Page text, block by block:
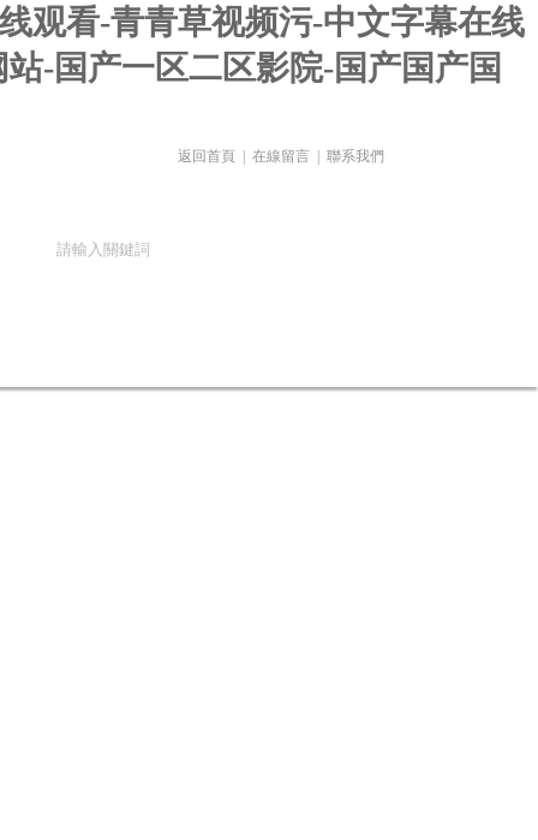
观看-青青草视频污-中文字幕在线
-国产一区二区影院-国产国产国
返回首頁 在線留言 聯系我們